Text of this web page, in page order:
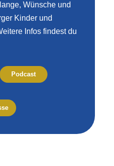
Wünsche und
Kinder und
Infos findest du
Podcast